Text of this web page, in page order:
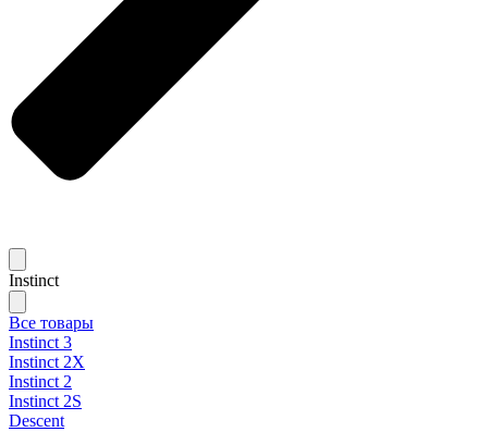
Instinct
Все товары
Instinct 3
Instinct 2X
Instinct 2
Instinct 2S
Descent